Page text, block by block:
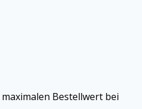
Bestellwert bei